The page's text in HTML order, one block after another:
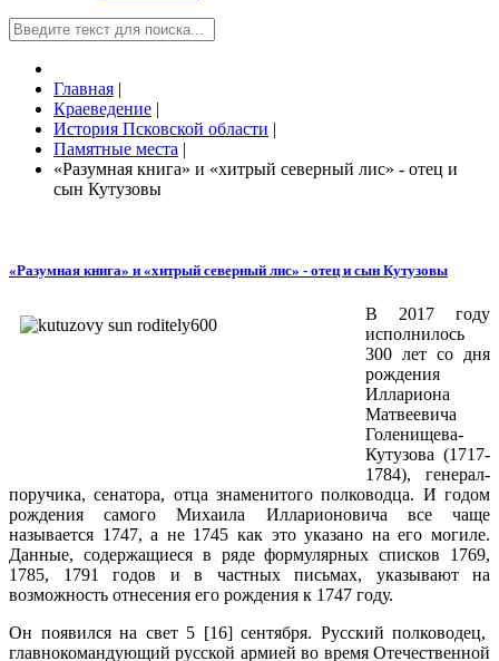
Главная |
Краеведение |
История Псковской области |
Памятные места |
«Разумная книга» и «хитрый северный лис» - отец и
сын Кутузовы
«Разумная книга» и «хитрый северный лис» - отец и сын Кутузовы
В 2017 году
исполнилось
300 лет со дня
рождения
Иллариона
Матвеевича
Голенищева-
Кутузова (1717-
1784), генерал-
поручика, сенатора, отца знаменитого полководца. И годом
рождения самого Михаила Илларионовича все чаще
называется 1747, а не 1745 как это указано на его могиле.
Данные, содержащиеся в ряде формулярных списков 1769,
1785, 1791 годов и в частных письмах, указывают на
возможность отнесения его рождения к 1747 году.
Он появился на свет 5 [16] сентября. Русский полководец,
главнокомандующий русской армией во время Отечественной